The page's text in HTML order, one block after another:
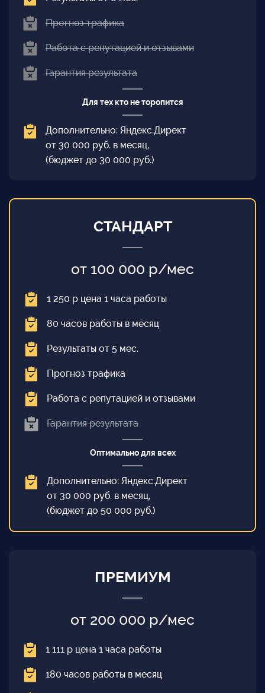
Прогноз трафика
Работа с репутацией и отзывами
Гарантия результата
Для тех кто не торопится
Дополнительно: Яндекс.Директ
от 30 000 руб. в месяц,
(бюджет до 30 000 руб.)
СТАНДАРТ
от 100 000 р/мес
1 250 р цена 1 часа работы
80 часов работы в месяц
Результаты от 5 мес.
Прогноз трафика
Работа с репутацией и отзывами
Гарантия результата
Оптимально для всех
Дополнительно: Яндекс.Директ
от 30 000 руб. в месяц,
(бюджет до 50 000 руб.)
ПРЕМИУМ
от 200 000 р/мес
1 111 р цена 1 часа работы
180 часов работы в месяц